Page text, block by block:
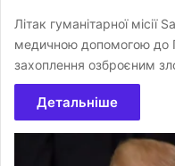
Літак гуманітарної місії
медичною допомогою до
захоплення озброєним
Детальніше